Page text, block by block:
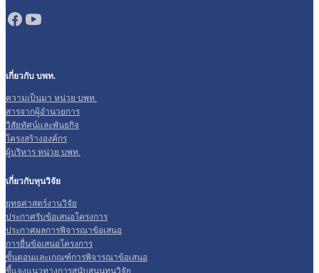
เกี่ยวกับ บพท.
ความเป็นมา หน่วย บพท.
สารจากผู้อำนวยการ
วิสัยทัศน์และพันธกิจ
โครงสร้างองค์กร
ผู้บริหาร หน่วย บพท.
เกี่ยวกับทุนวิจัย
ยุทธศาสตร์งานวิจัย
ประกาศรับข้อเสนอโครงการ
ประกาศผลการพิจารณาข้อเสนอ
การยื่นข้อเสนอโครงการ
ขั้นตอนและเกณฑ์การพิจารณาข้อเสนอ